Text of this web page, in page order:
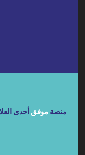
منصة موفق أحدى